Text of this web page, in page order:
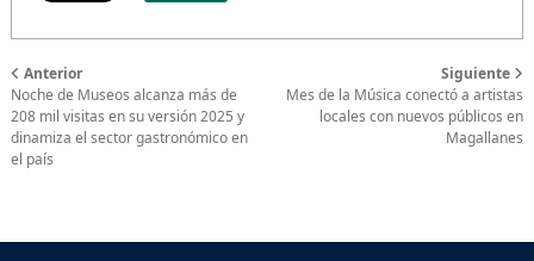
Anterior
Noche de Museos alcanza más de
208 mil visitas en su versión 2025 y
dinamiza el sector gastronómico en
el país
Siguiente
Mes de la Música conectó a artistas
locales con nuevos públicos en
Magallanes